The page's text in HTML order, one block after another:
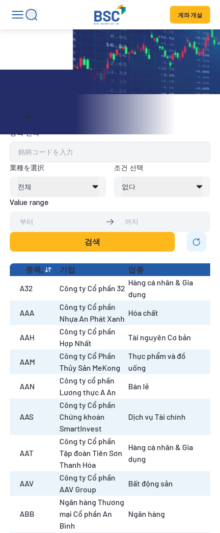
계좌 개설
종목 선택
業種を選択
전체
조건 선택
없다
Value range
검색
종목, 기업
업종
A32
Công ty Cổ phần 32
Hàng cá nhân & Gia
dụng
AAA
Công ty Cổ phần
Nhựa An Phát Xanh
Hóa chất
AAH
Công ty Cổ phần
Hợp Nhất
Tài nguyên Cơ bản
AAM
Công ty Cổ Phần
Thủy Sản MeKong
Thực phẩm và đồ
uống
AAN
Công ty cổ phần
Lương thực A An
Bán lẻ
AAS
Công ty Cổ phần
Chứng khoán
SmartInvest
Dịch vụ Tài chính
AAT
Công ty Cổ phần
Tập đoàn Tiên Sơn
Thanh Hóa
Hàng cá nhân & Gia
dụng
AAV
Công ty Cổ phần
AAV Group
Bất động sản
ABB
Ngân hàng Thương
mại Cổ phần An
Bình
Ngân hàng